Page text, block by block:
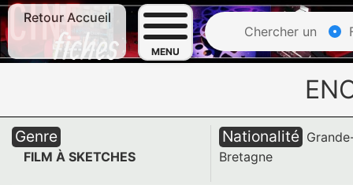
Retour Accueil
MENU
Chercher un
Genre
FILM À SKETCHES
Nationalité
Bretagne